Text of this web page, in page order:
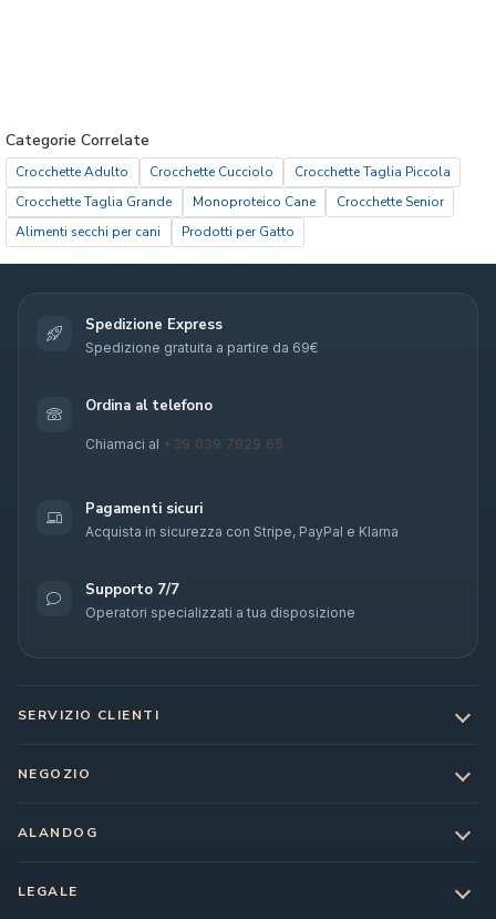
Categorie Correlate
Crocchette Adulto Crocchette Cucciolo
Crocchette Taglia Piccola
Crocchette Taglia Grande
Monoproteico Cane
Crocchette Senior
Alimenti secchi per cani
Prodotti per Gatto
Spedizione Express
Spedizione gratuita a partire da 69€
Ordina al telefono
Chiamaci al +39 039 7929 65
Pagamenti sicuri
Acquista in sicurezza con Stripe, PayPal e Klarna
Supporto 7/7
Operatori specializzati a tua disposizione
SERVIZIO CLIENTI
NEGOZIO
ALANDOG
LEGALE